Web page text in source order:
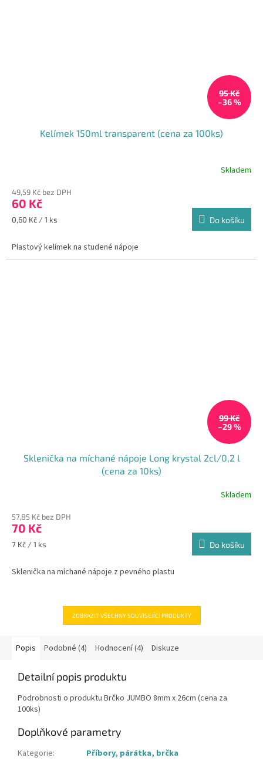
95 Kč
–36 %
Kelímek 150ml transparent (cena za 100ks)
produktu
je
5,0
hvězdiček.
Skladem
49,59 Kč bez DPH
60 Kč
Měrná
0,60 Kč / 1 ks Do košíku
Plastový kelímek na studené nápoje
99 Kč
–29 %
Sklenička na míchané nápoje Long krystal 2cl/0,2 l
(cena za 10ks)
Skladem
57,85 Kč bez DPH
70 Kč
Měrná
7 Kč / 1 ks Do košíku
Sklenička na míchané nápoje z pevného plastu
ZOBRAZIT VŠECHNY SOUVISEJÍCÍ PRODUKTY
Popis Podobné (4) Hodnocení (4) Diskuze
Detailní popis produktu
Podrobnosti o produktu Brčko JUMBO 8mm x 26cm (cena za
100ks)
Doplňkové parametry
Kategorie:
Příbory, párátka, brčka